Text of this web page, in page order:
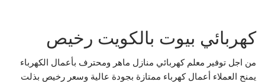
كهربائي بيوت بالكويت رخيص
من اجل توفير معلم كهربائي منازل ماهر ومحترف بأعمال الكهرباء
يمنح العملاء أعمال كهرباء ممتازة بجودة عالية وسعر رخيص بذلت